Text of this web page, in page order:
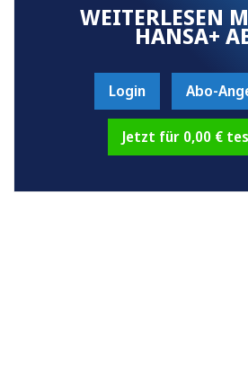
WEITERLESEN
HANSA+
Login Abo-
Jetzt für 0,00 €